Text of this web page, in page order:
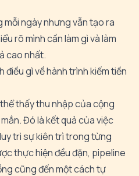
ngày nhưng vẫn tạo ra
rõ mình cần làm gì và làm
cao nhất.
điều gì về hành trình kiếm tiền
thấy thu nhập của cộng
Đó là kết quả của việc
trì sự kiên trì trong từng
thực hiện đều đặn, pipeline
cũng đến một cách tự